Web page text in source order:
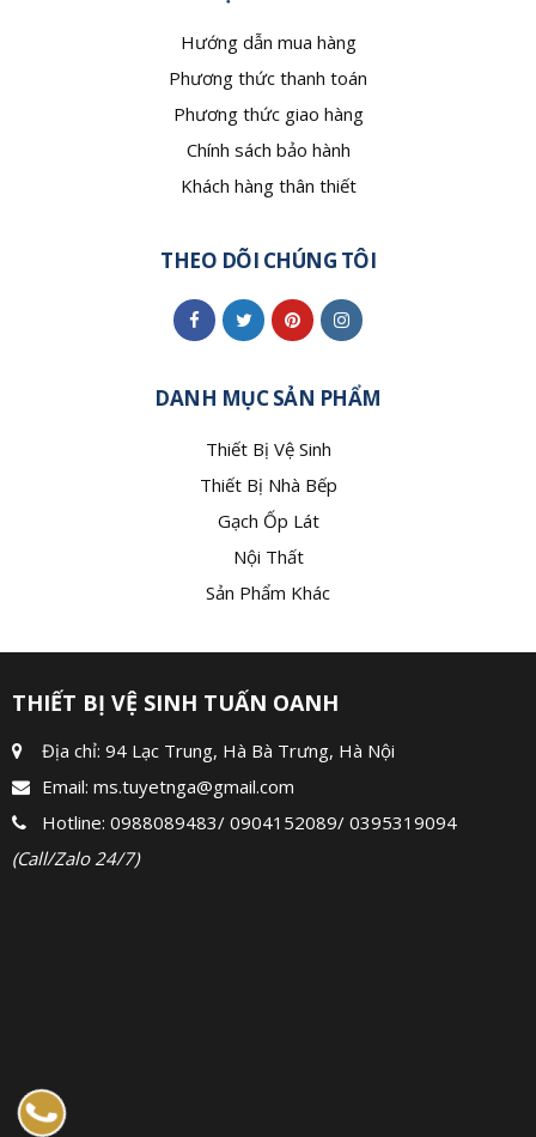
Hướng dẫn mua hàng
Phương thức thanh toán
Phương thức giao hàng
Chính sách bảo hành
Khách hàng thân thiết
THEO DÕI CHÚNG TÔI
DANH MỤC SẢN PHẨM
Thiết Bị Vệ Sinh
Thiết Bị Nhà Bếp
Gạch Ốp Lát
Nội Thất
Sản Phẩm Khác
THIẾT BỊ VỆ SINH TUẤN OANH
Địa chỉ: 94 Lạc Trung, Hà Bà Trưng, Hà Nội
Email: ms.tuyetnga@gmail.com
Hotline: 0988089483/ 0904152089/ 0395319094
(Call/Zalo 24/7)